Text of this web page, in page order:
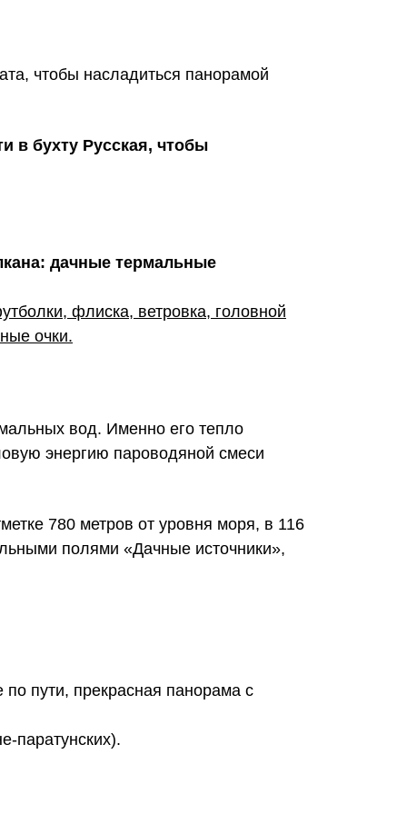
чтобы насладиться панорамой
в бухту Русская, чтобы
дачные термальные
флиска, ветровка, головной
очки.
вод. Именно его тепло
энергию пароводяной смеси
780 метров от уровня моря, в 116
полями «Дачные источники»,
пути, прекрасная панорама с
паратунских).